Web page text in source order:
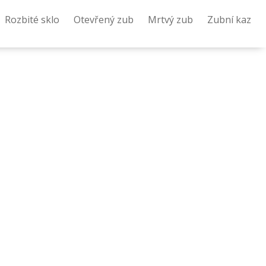
Rozbité sklo Otevřený zub Mrtvý zub Zubní kaz